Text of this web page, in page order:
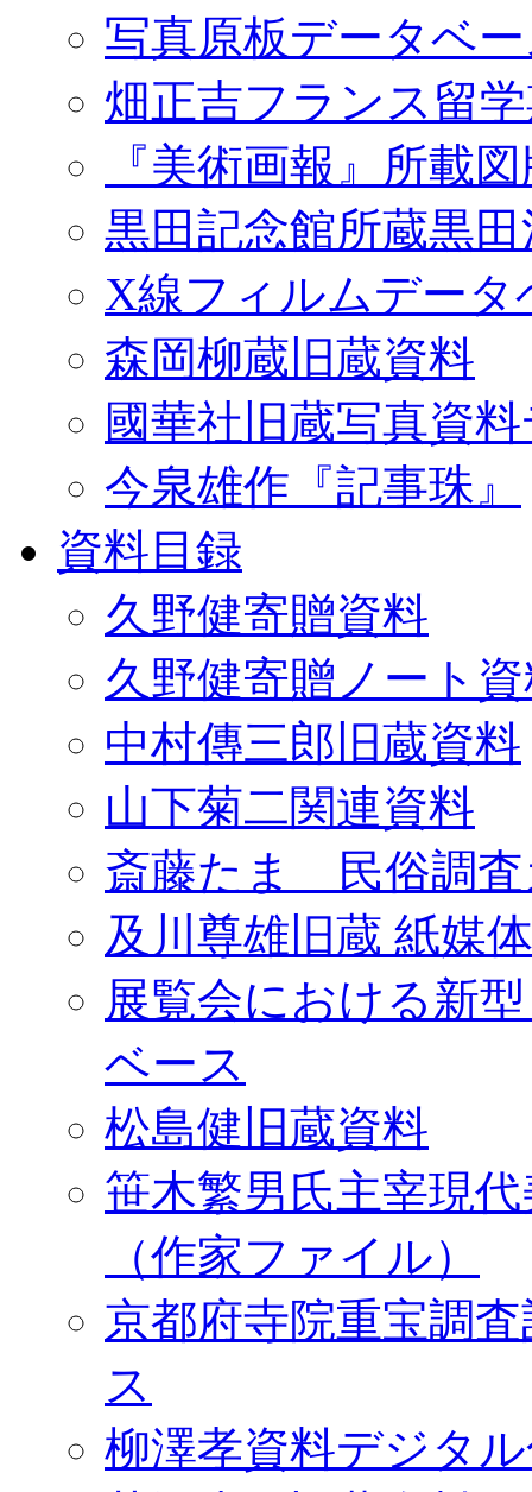
写真原板データベ
畑正吉フランス留
『美術画報』所載
黒田記念館所蔵黒
X線フィルムデータ
森岡柳蔵旧蔵資料
國華社旧蔵写真資
今泉雄作『記事珠』
資料目録
久野健寄贈資料
久野健寄贈ノート
中村傳三郎旧蔵資料
山下菊二関連資料
斎藤たま 民俗調査
及川尊雄旧蔵 紙媒
展覧会における新
ベース
松島健旧蔵資料
笹木繁男氏主宰現
（作家ファイル）
京都府寺院重宝調
ス
柳澤孝資料デジタ